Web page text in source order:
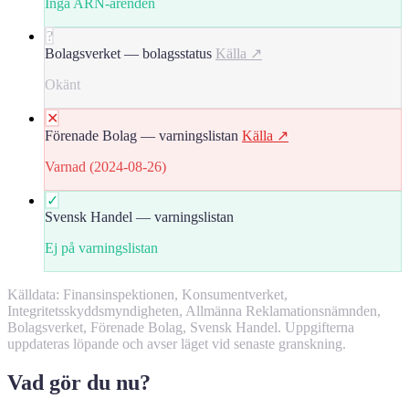
?
Bolagsverket — bolagsstatus Källa ↗
Okänt
✕
Förenade Bolag — varningslistan Källa ↗
Varnad (2024-08-26)
✓
Svensk Handel — varningslistan
Ej på varningslistan
Källdata: Finansinspektionen, Konsumentverket,
Integritetsskyddsmyndigheten, Allmänna Reklamationsnämnden,
Bolagsverket, Förenade Bolag, Svensk Handel. Uppgifterna
uppdateras löpande och avser läget vid senaste granskning.
Vad gör du nu?